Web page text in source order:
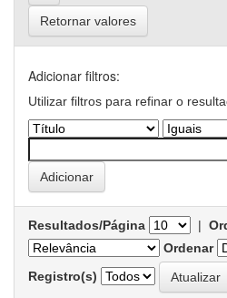
Retornar valores
Adicionar filtros:
Utilizar filtros para refinar o
Resultados/Página |
Ordenar
Registro(s)